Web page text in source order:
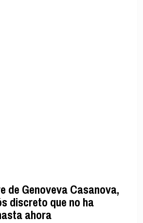
de Genoveva Casanova,
discreto que no ha
ahora